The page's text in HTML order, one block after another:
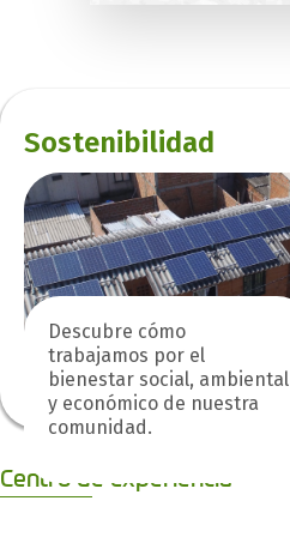
Sostenibilidad
Descubre cómo
trabajamos por el
bienestar social, ambiental
y económico de nuestra
comunidad.
Centro de experiencia